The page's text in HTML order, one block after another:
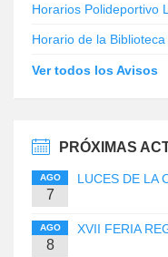
Horarios Polideportivo
Horario de la
Ver todos los Avisos
PRÓXIMAS
AGO
7
LUCES DE LA
AGO
8
XVII FERIA